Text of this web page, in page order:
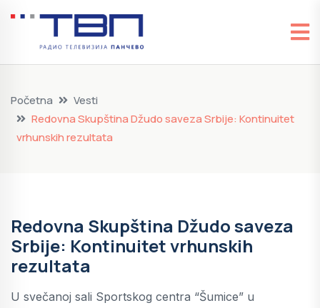
Početna
Vesti
Redovna Skupština Džudo saveza Srbije: Kontinuitet
vrhunskih rezultata
Redovna Skupština Džudo saveza
Srbije: Kontinuitet vrhunskih
rezultata
U svečanoj sali Sportskog centra “Šumice” u